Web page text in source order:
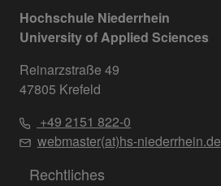
Hochschule Niederrhein
University of Applied Sciences
Reinarzstraße 49
47805 Krefeld
+49 2151 822-0
webmaster(at)hs-niederrhein.de
Rechtliches